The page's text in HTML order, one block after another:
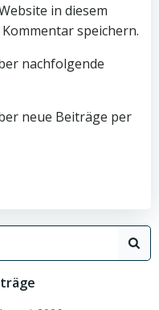
in diesem
speichern.
nachfolgende
neue Beiträge per